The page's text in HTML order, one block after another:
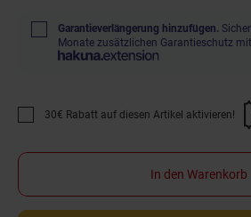
Garantieverlängerung hinzufügen.
Monate zusätzlichen Garantieschutz mit
Promotion "30€ Rabatt auf diesen Artikel
30€ Rabatt auf diesen Artikel aktivieren!
In den Warenkorb